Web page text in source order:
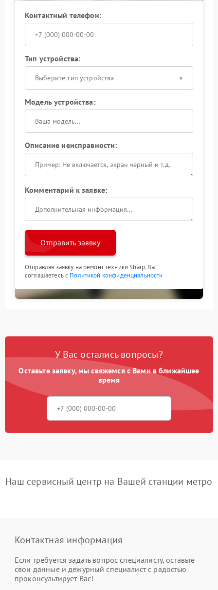
Контактный телефон:
Тип устройства:
Выберите тип устройства
Модель устройства:
Описание неисправности:
Комментарий к заявке:
Отправить заявку
Отправляя заявку на ремонт техники Sharp, Вы
соглашаетесь с Политикой конфиденциальности
У Вас остались вопросы?
Оставьте заявку, мы свяжемся с Вами в ближайшее
время
Наш сервисный центр на Вашей станции метро
Контактная информация
Если требуется задать вопрос специалисту, оставьте
свои данные и дежурный специалист с радостью
проконсультирует Вас!